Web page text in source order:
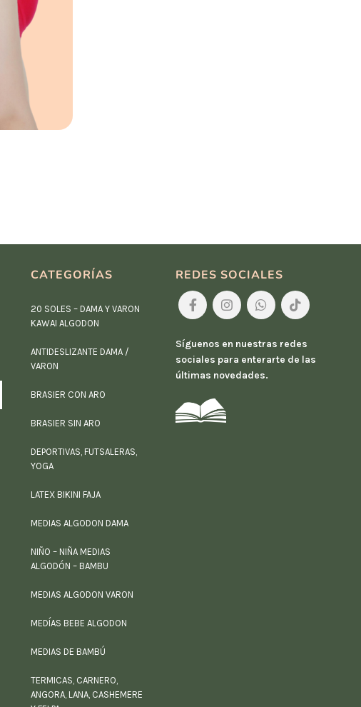
CATEGORÍAS
20 SOLES – DAMA Y VARON
KAWAI ALGODON
ANTIDESLIZANTE DAMA /
VARON
BRASIER CON ARO
BRASIER SIN ARO
DEPORTIVAS, FUTSALERAS,
YOGA
LATEX BIKINI FAJA
MEDIAS ALGODON DAMA
NIÑO – NIÑA MEDIAS
ALGODÓN – BAMBU
MEDIAS ALGODON VARON
MEDÍAS BEBE ALGODON
MEDIAS DE BAMBÚ
TERMICAS, CARNERO,
ANGORA, LANA, CASHEMERE
REDES SOCIALES
Síguenos en nuestras redes
sociales para enterarte de las
últimas novedades.